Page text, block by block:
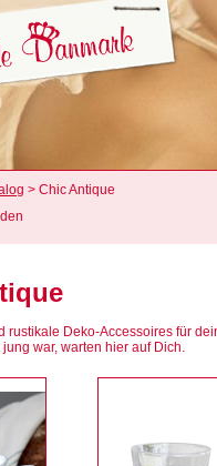
> Chic Antique
rustikale Deko-Accessoires für
war, warten hier auf Dich.